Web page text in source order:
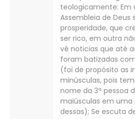
teologicamente: Em
Assembleia de Deus
prosperidade, que
ser rico, em outra
vê noticias que até
foram batizadas
(foi de propósito as
minúsculas, pois
nome da 3ª pessoa
maiúsculas em uma
dessas); Se escuta